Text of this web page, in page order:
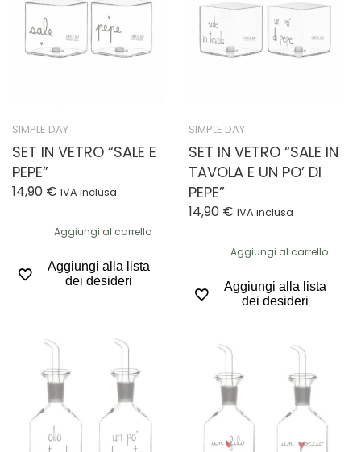
SIMPLE DAY
SET IN VETRO “SALE E
PEPE”
14,90 € IVA inclusa
Aggiungi al carrello
Aggiungi alla lista
dei desideri
SIMPLE DAY
SET IN VETRO “SALE IN
TAVOLA E UN PO’ DI
PEPE”
14,90 € IVA inclusa
Aggiungi al carrello
Aggiungi alla lista
dei desideri